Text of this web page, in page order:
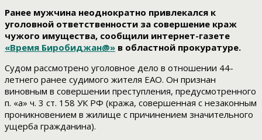
Ранее мужчина неоднократно привлекался к
уголовной ответственности за совершение краж
чужого имущества, сообщили интернет-газете
«Время Биробиджан@» в областной прокуратуре.
Судом рассмотрено уголовное дело в отношении 44-
летнего ранее судимого жителя ЕАО. Он признан
виновным в совершении преступления, предусмотренного
п. «а» ч. 3 ст. 158 УК РФ (кража, совершенная с незаконным
проникновением в жилище с причинением значительного
ущерба гражданина).